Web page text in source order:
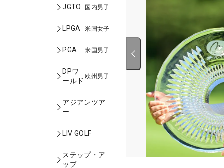
JGTO 国内男子
LPGA 米国女子
PGA 米国男子
DPワ
ールド
欧州男子
アジアンツア
ー
LIV GOLF
ステップ・ア
ップ